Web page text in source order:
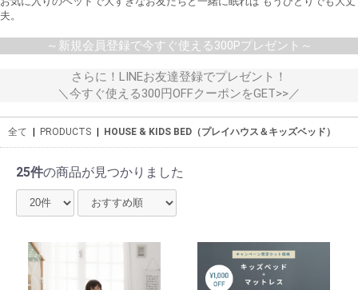
夫。
～新規会員登録で今すぐ使える300Pプレゼント～
さらに！LINEお友達登録でプレゼント！
＼今すぐ使える300円OFFクーポンをGET>>／
全て | PRODUCTS | HOUSE & KIDS BED（プレイハウス＆キッズベッド）
25件の商品が見つかりました